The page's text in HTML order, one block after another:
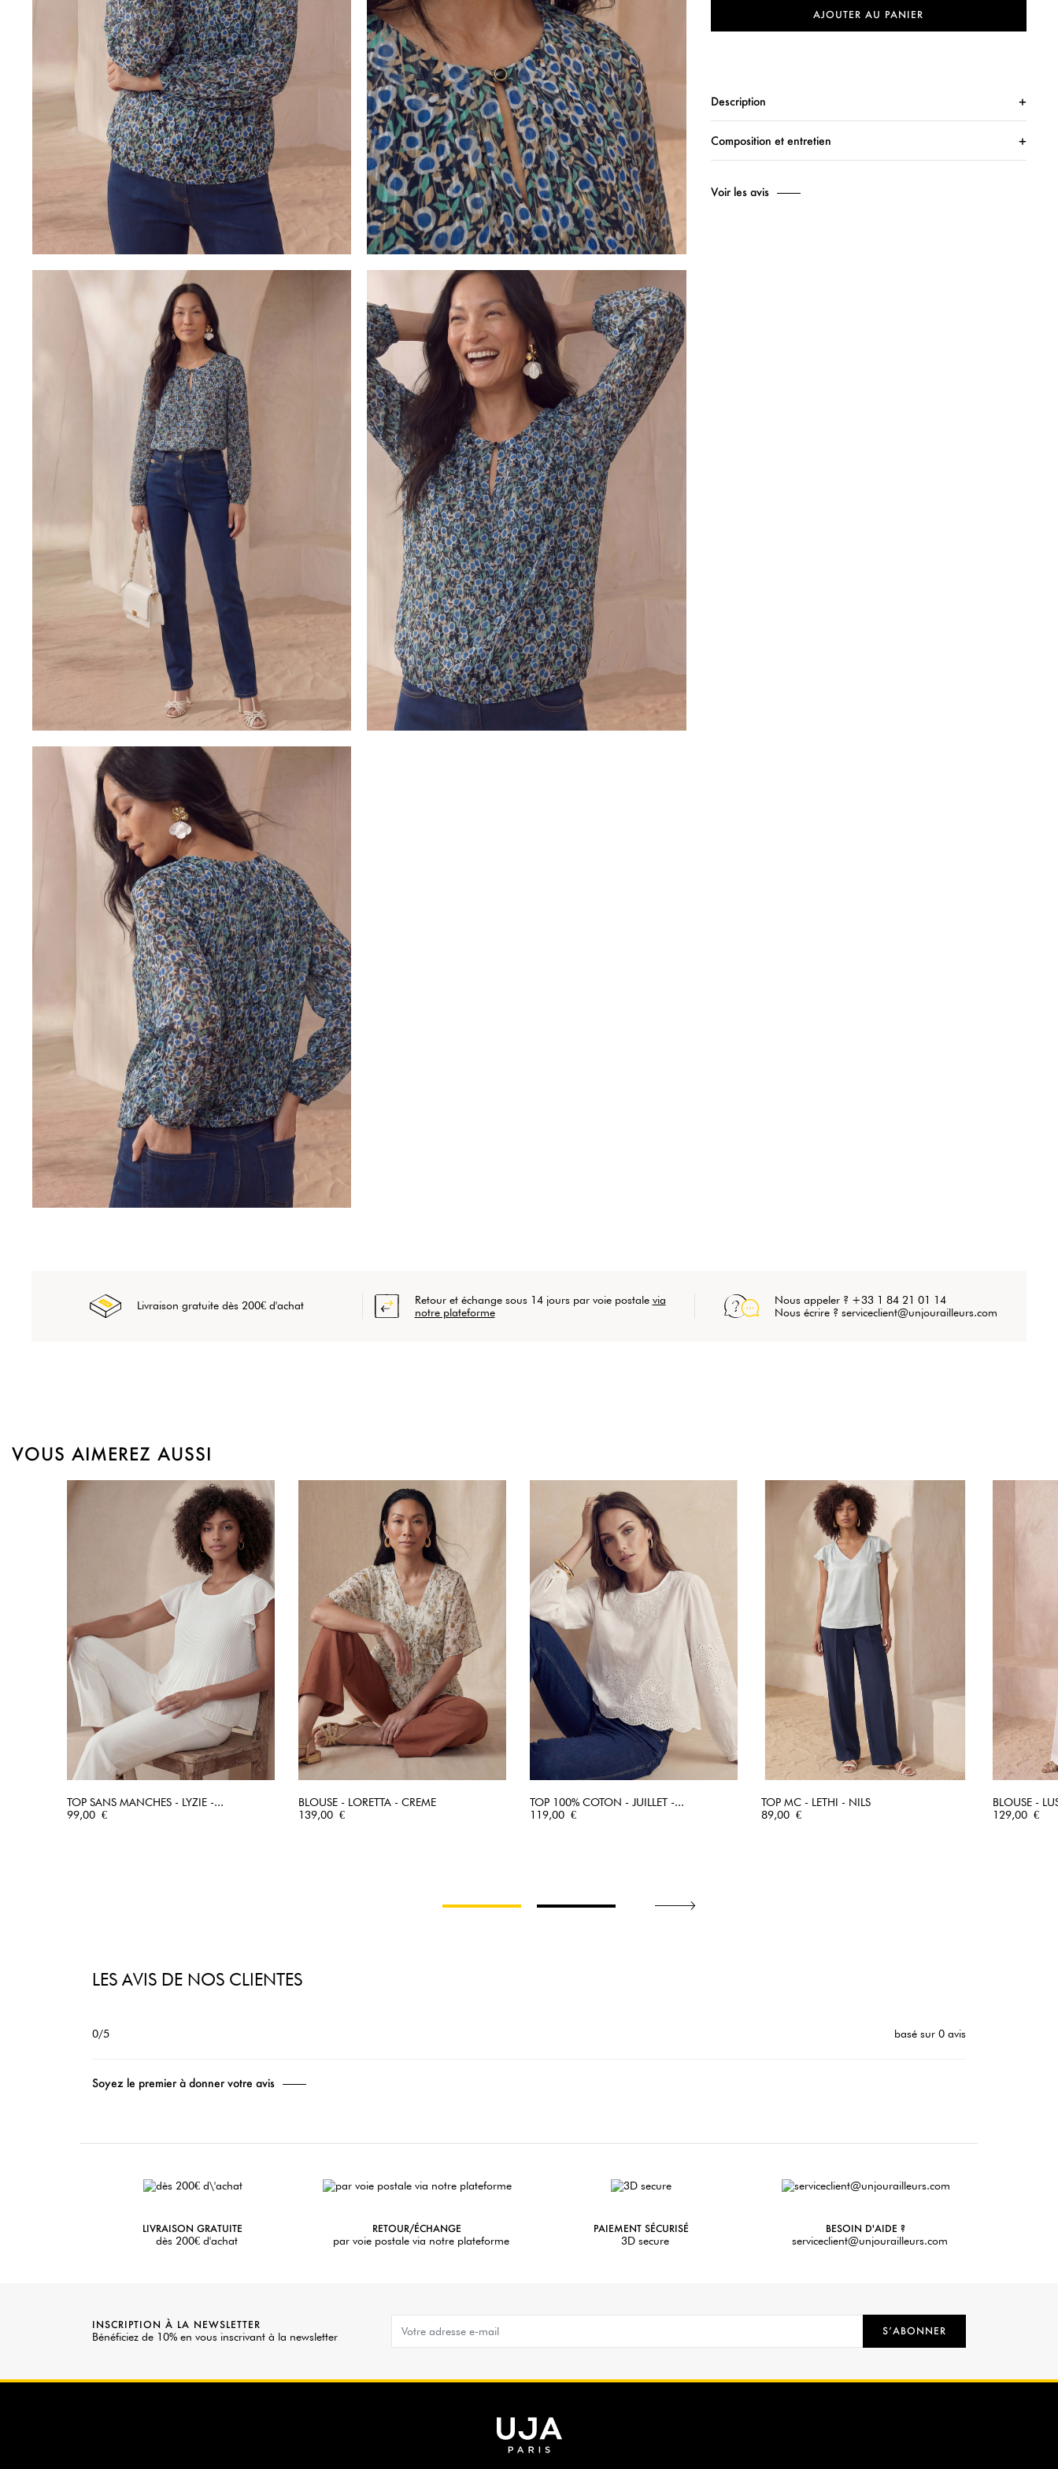
AJOUTER AU PANIER
Description
Composition et entretien
Voir les avis
Livraison gratuite dès 200€ d'achat Retour et échange sous 14 jours par voie postale via
notre plateforme
Nous appeler ? +33 1 84 21 01 14
Nous écrire ? serviceclient@unjourailleurs.com
VOUS AIMEREZ AUSSI
TOP SANS MANCHES - LYZIE -...
Prix
99,00 €
BLOUSE - LORETTA - CREME
Prix
139,00 €
TOP 100% COTON - JUILLET -...
Prix
119,00 €
TOP MC - LETHI - NILS
Prix
89,00 €
BLOUSE -
Prix
129,00 €
LES AVIS DE NOS CLIENTES
0/5 basé sur 0 avis
Soyez le premier à donner votre avis
LIVRAISON GRATUITE
dès 200€ d'achat
RETOUR/ÉCHANGE
par voie postale via notre plateforme
PAIEMENT SÉCURISÉ
3D secure
BESOIN D'AIDE ?
serviceclient@unjourailleurs.com
INSCRIPTION À LA NEWSLETTER
Bénéficiez de 10% en vous inscrivant à la newsletter S’ABONNER